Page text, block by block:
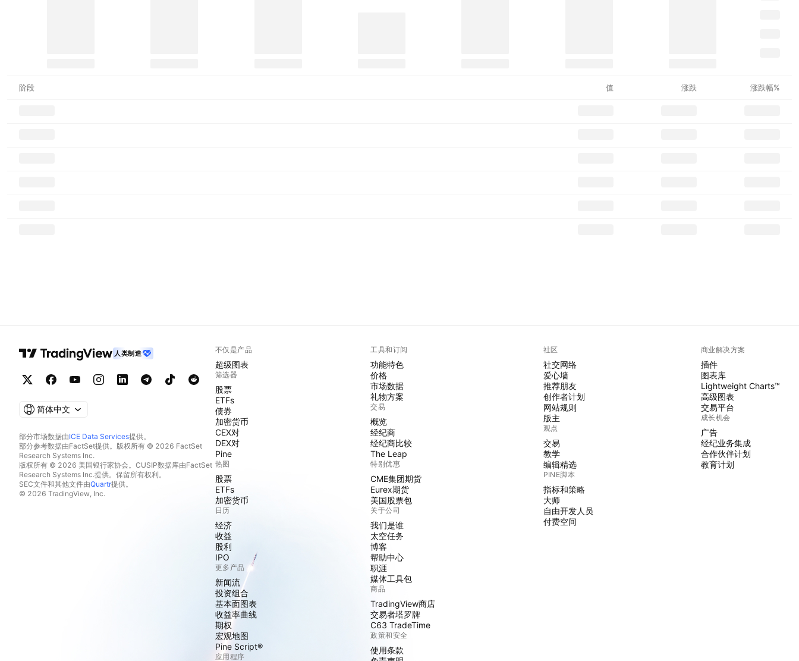
阶段 值 涨跌 涨跌幅%
人类制造
简体中文
部分市场数据由ICE Data Services提供。
部分参考数据由FactSet提供。版权所有 © 2026 FactSet
Research Systems Inc.
版权所有 © 2026 美国银行家协会。CUSIP数据库由FactSet
Research Systems Inc.提供。保留所有权利。
SEC文件和其他文件由Quartr提供。
© 2026 TradingView, Inc.
不仅是产品
超级图表
筛选器
股票
ETFs
债券
加密货币
CEX对
DEX对
Pine
热图
股票
ETFs
加密货币
日历
经济
收益
股利
IPO
更多产品
新闻流
投资组合
基本面图表
收益率曲线
期权
宏观地图
Pine Script®
应用程序
工具和订阅
功能特色
价格
市场数据
礼物方案
交易
概览
经纪商
经纪商比较
The Leap
特别优惠
CME集团期货
Eurex期货
美国股票包
关于公司
我们是谁
太空任务
博客
帮助中心
职涯
媒体工具包
商品
TradingView商店
交易者塔罗牌
C63 TradeTime
政策和安全
使用条款
社区
社交网络
爱心墙
推荐朋友
创作者计划
网站规则
版主
观点
交易
教学
编辑精选
PINE脚本
指标和策略
大师
自由开发人员
付费空间
商业解决方案
插件
图表库
Lightweight Charts™
高级图表
交易平台
成长机会
广告
经纪业务集成
合作伙伴计划
教育计划